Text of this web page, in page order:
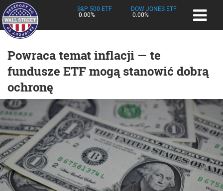
S&P 500 ETF
0.00%
DOW JONES ETF
0.00%
Powraca temat inflacji — te
fundusze ETF mogą stanowić dobrą
ochronę